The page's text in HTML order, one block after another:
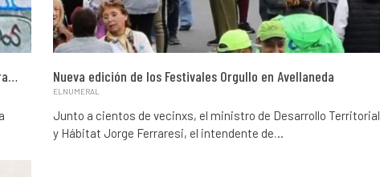
Nueva edición de los Festivales Orgullo en Avellaneda
ELNUMERAL
Junto a cientos de vecinxs, el ministro de Desarrollo Territorial
y Hábitat Jorge Ferraresi, el intendente de…